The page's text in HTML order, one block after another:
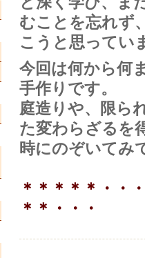
むことを忘れず
こうと思ってい
今回は何から何
手作りです。
庭造りや、限ら
た変わらざるを
時にのぞいてみ
＊＊＊＊＊・・
＊＊・・・